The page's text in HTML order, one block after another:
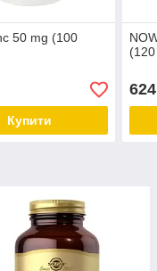
50 mg (100
Купити
624